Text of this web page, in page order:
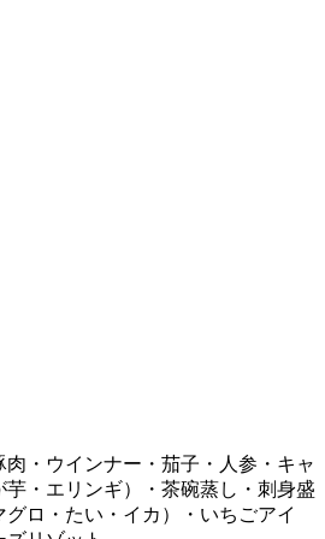
肉・ウインナー・茄子・人参・キャ
芋・エリンギ）・茶碗蒸し・刺身盛
グロ・たい・イカ）・いちごアイ